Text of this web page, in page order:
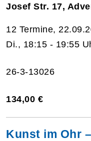
Josef Str. 17,
12 Termine,
Di., 18:15 - 19:55
26-3-13026
134,00 €
Kunst im Ohr